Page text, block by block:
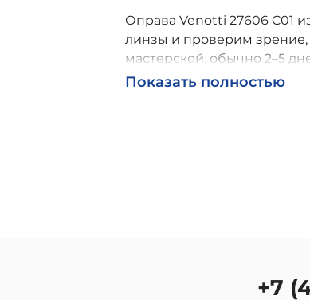
Оправа Venotti 27606 C01
линзы и проверим зрение,
мастерской, обычно 2–5
Возможна доставка по
Показать полностью
+7